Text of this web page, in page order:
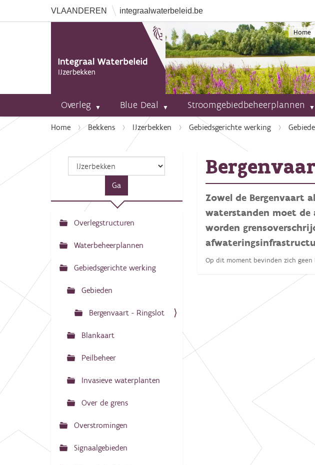
VLAANDEREN integraalwaterbeleid.be
Home
Overleg Blue Deal Stroomgebiedbeheerplannen
U
e
Home Bekkens IJzerbekken Gebiedsgerichte werking
Zowel de Bergenvaart
waterstanden moet de
worden
Op dit moment bevinden zich geen
N
a
i
Overlegstructuren
Waterbeheerplannen
Gebiedsgerichte werking
Gebieden
Bergenvaart - Ringslot
Blankaart
Peilbeheer
Invasieve waterplanten
Over de grens
Overstromingen
Signaalgebieden